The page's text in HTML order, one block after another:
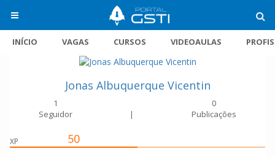
INÍCIO VAGAS CURSOS VIDEOAULAS
Jonas Albuquerque Vicentin
1
Seguidor
|
0
Publicações
XP 50